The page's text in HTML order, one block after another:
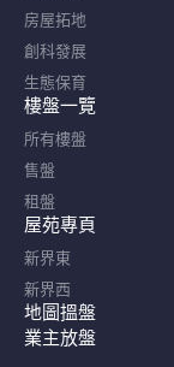
房屋拓地
創科發展
生態保育
樓盤一覽
所有樓盤
售盤
租盤
屋苑專頁
新界東
新界西
地圖搵盤
業主放盤